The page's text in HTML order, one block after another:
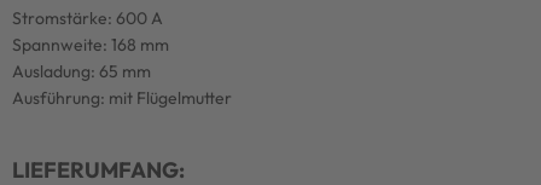
Stromstärke: 600 A
Spannweite: 168 mm
Ausladung: 65 mm
Ausführung: mit Flügelmutter
LIEFERUMFANG: